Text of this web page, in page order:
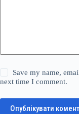
Save my name,
next time I comment.
Опублікувати